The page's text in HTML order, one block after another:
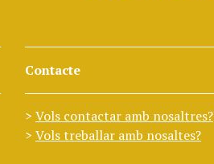
Contacte
Vols contactar amb nosaltres?
Vols treballar amb nosaltes?